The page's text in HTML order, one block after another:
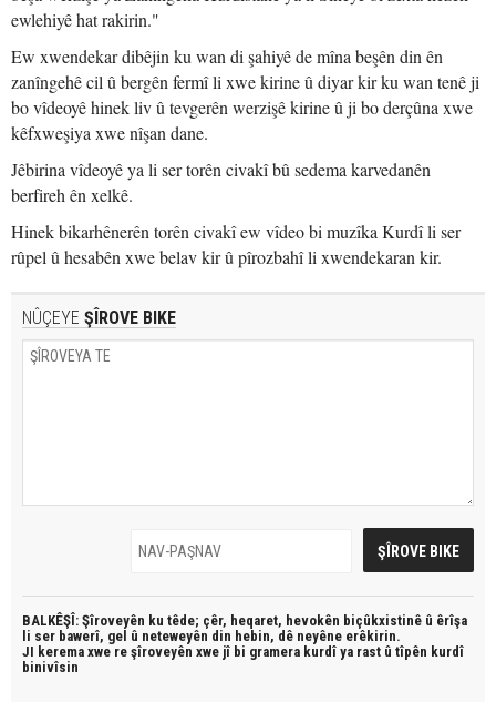
ewlehiyê hat rakirin."
Ew xwendekar dibêjin ku wan di şahiyê de mîna beşên din ên
zanîngehê cil û bergên fermî li xwe kirine û diyar kir ku wan tenê ji
bo vîdeoyê hinek liv û tevgerên werzişê kirine û ji bo derçûna xwe
kêfxweşiya xwe nîşan dane.
Jêbirina vîdeoyê ya li ser torên civakî bû sedema karvedanên
berfireh ên xelkê.
Hinek bikarhênerên torên civakî ew vîdeo bi muzîka Kurdî li ser
rûpel û hesabên xwe belav kir û pîrozbahî li xwendekaran kir.
NÛÇEYE ŞÎROVE BIKE
BALKÊŞÎ: Şîroveyên ku têde; çêr, heqaret, hevokên biçûkxistinê û êrîşa
li ser bawerî, gel û neteweyên din hebin, dê neyêne erêkirin.
JI kerema xwe re şîroveyên xwe jî bi gramera kurdî ya rast û tîpên kurdî
binivîsin